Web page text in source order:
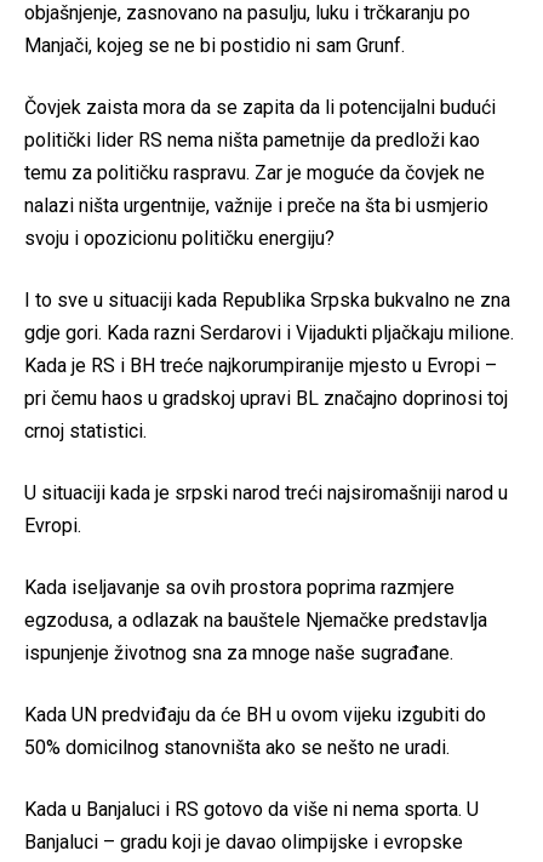
objašnjenje, zasnovano na pasulju, luku i trčkaranju po
Manjači, kojeg se ne bi postidio ni sam Grunf.
Čovjek zaista mora da se zapita da li potencijalni budući
politički lider RS nema ništa pametnije da predloži kao
temu za političku raspravu. Zar je moguće da čovjek ne
nalazi ništa urgentnije, važnije i preče na šta bi usmjerio
svoju i opozicionu političku energiju?
I to sve u situaciji kada Republika Srpska bukvalno ne zna
gdje gori. Kada razni Serdarovi i Vijadukti pljačkaju milione.
Kada je RS i BH treće najkorumpiranije mjesto u Evropi –
pri čemu haos u gradskoj upravi BL značajno doprinosi toj
crnoj statistici.
U situaciji kada je srpski narod treći najsiromašniji narod u
Evropi.
Kada iseljavanje sa ovih prostora poprima razmjere
egzodusa, a odlazak na bauštele Njemačke predstavlja
ispunjenje životnog sna za mnoge naše sugrađane.
Kada UN predviđaju da će BH u ovom vijeku izgubiti do
50% domicilnog stanovništa ako se nešto ne uradi.
Kada u Banjaluci i RS gotovo da više ni nema sporta. U
Banjaluci – gradu koji je davao olimpijske i evropske